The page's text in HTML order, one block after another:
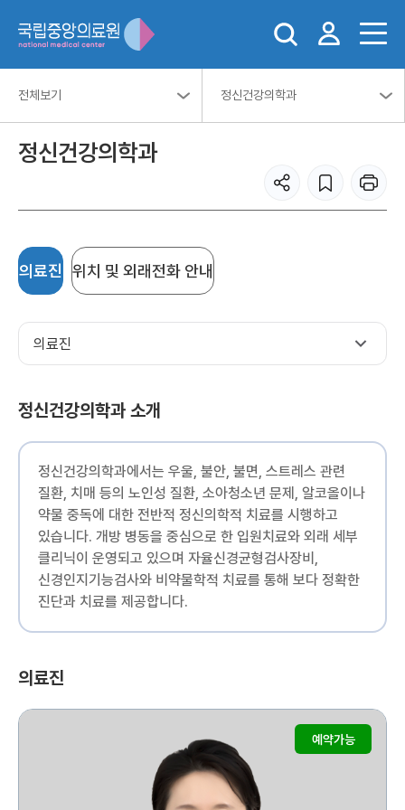
전체보기 정신건강의학과
정신건강의학과
의료진 위치 및 외래전화 안내
의료진
정신건강의학과 소개
정신건강의학과에서는 우울, 불안, 불면, 스트레스 관련
질환, 치매 등의 노인성 질환, 소아청소년 문제, 알코올이나
약물 중독에 대한 전반적 정신의학적 치료를 시행하고
있습니다. 개방 병동을 중심으로 한 입원치료와 외래 세부
클리닉이 운영되고 있으며 자율신경균형검사장비,
신경인지기능검사와 비약물학적 치료를 통해 보다 정확한
진단과 치료를 제공합니다.
의료진
예약가능